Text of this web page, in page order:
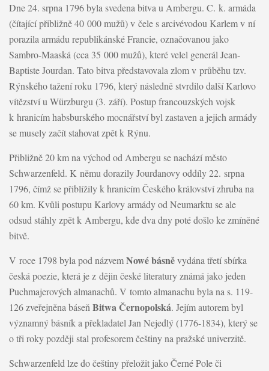
Dne 24. srpna 1796 byla svedena bitva u Ambergu. C. k. armáda
(čítající přibližně 40 000 mužů) v čele s arcivévodou Karlemv ní
porazila armádu republikánské Francie, označovanou jako
Sambro-Maaská (cca 35 000 mužů), které velel generál Jean-
Baptiste Jourdan. Tato bitva představovala zlom v průběhu tzv.
Rýnského tažení roku 1796, který následně stvrdilo další Karlovo
vítězství u Würzburgu (3. září). Postup francouzských vojsk
k hranicím habsburského mocnářství byl zastaven a jejich armády
se musely začít stahovat zpět k Rýnu.
Přibližně 20 km na východ od Ambergu se nachází město
Schwarzenfeld. K němu dorazily Jourdanovy oddíly 22. srpna
1796, čímž se přiblížily k hranicím Českého království zhruba na
60 km. Kvůli postupu Karlovy armády od Neumarktu se ale
odsud stáhly zpět k Ambergu, kde dva dny poté došlo ke zmíněné
bitvě.
V roce 1798 byla pod názvemNowé básněvydána třetí sbírka
česká poezie, která je z dějin české literatury známá jako jeden
Puchmajerových almanachů. V tomto almanachu byla na s. 119-
126 zveřejněna báseň Bitwa Černopolská. Jejím autorem byl
významný básník a překladatel Jan Nejedlý (1776-1834), který se
o tři roky později stal profesorem češtiny na pražské univerzitě.
Schwarzenfeld lze do češtiny přeložit jako Černé Pole či